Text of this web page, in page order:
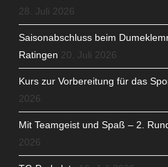
28. Juli 2026
Saisonabschluss beim
Ratingen 20. Juli 2026
Kurs zur Vorbereitung für das
2026
Mit Teamgeist und Spaß – 2.
2026